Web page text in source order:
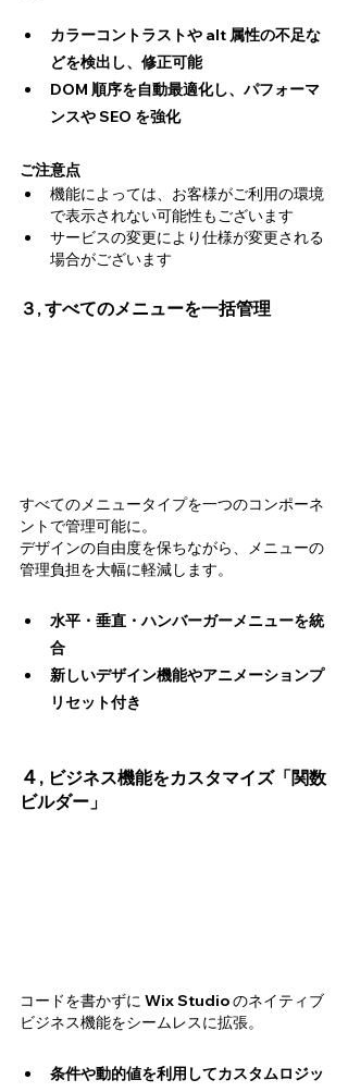
カラーコントラストや alt 属性の不足な
どを検出し、修正可能
DOM 順序を自動最適化し、パフォーマ
ンスや SEO を強化
ご注意点
機能によっては、お客様がご利用の環境
で表示されない可能性もございます
サービスの変更により仕様が変更される
場合がございます
３, すべてのメニューを一括管理
すべてのメニュータイプを一つのコンポーネ
ントで管理可能に。
デザインの自由度を保ちながら、メニューの
管理負担を大幅に軽減します。
水平・垂直・ハンバーガーメニューを統
合
新しいデザイン機能やアニメーションプ
リセット付き
４, ビジネス機能をカスタマイズ「関数
ビルダー」
コードを書かずに Wix Studio のネイティブ
ビジネス機能をシームレスに拡張。
条件や動的値を利用してカスタムロジッ